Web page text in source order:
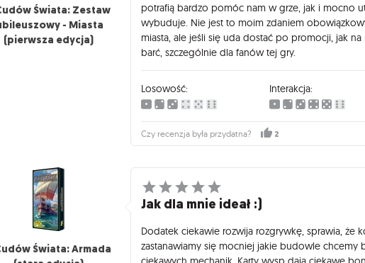
Świata: Zestaw
- Miasta
(pierwsza edycja)
potrafią bardzo pomóc nam w grze, jak i mocno
wybuduje. Nie jest to moim zdaniem
miasta, ale jeśli się uda dostać po promocji, jak na
barć, szczególnie dla fanów tej gry.
Losowość: Interakcja:
Czy recenzja była przydatna? 2
Świata: Armada
Jak dla mnie ideał :)
Dodatek ciekawie rozwija rozgrywkę, sprawia, że
zastanawiamy się mocniej jakie budowle chcemy